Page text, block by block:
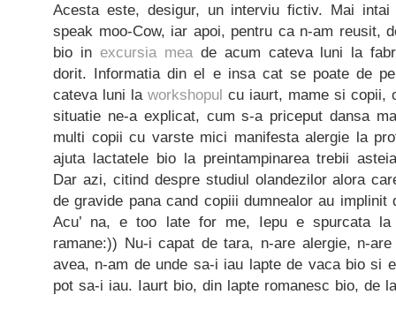
Acesta este, desigur, un interviu fictiv. Mai
speak moo-Cow, iar apoi, pentru ca n-am reusit,
bio in excursia meade acum cateva luni la
dorit. Informatia din el e insa cat se poate de
cateva luni la workshopul cu iaurt, mame si copii,
situatie ne-a explicat, cum s-a priceput dansa
multi copii cu varste mici manifesta alergie la
ajuta lactatele bio la preintampinarea trebii
Dar azi, citind despre studiul olandezilor alora
de gravide pana cand copiii dumnealor au
Acu’ na, e too late for me, Iepu e spurcata
ramane:)) Nu-i capat de tara, n-are alergie, n-
avea, n-am de unde sa-i iau lapte de vaca bio si
pot sa-i iau. Iaurt bio, din lapte romanesc bio, de